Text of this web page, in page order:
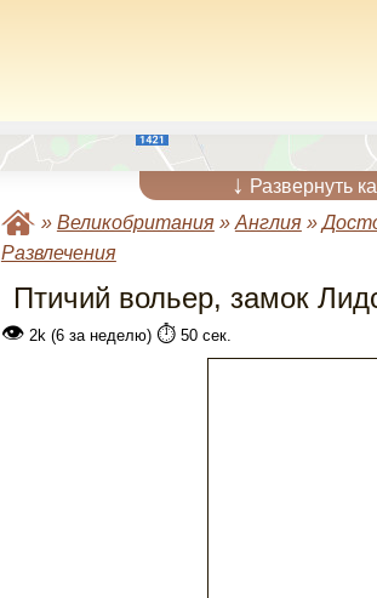
↓ Развернуть
» Великобритания» Англия»
Развлечения
Птичий вольер, замок
👁2k (6 за неделю) ⏱️50 сек.